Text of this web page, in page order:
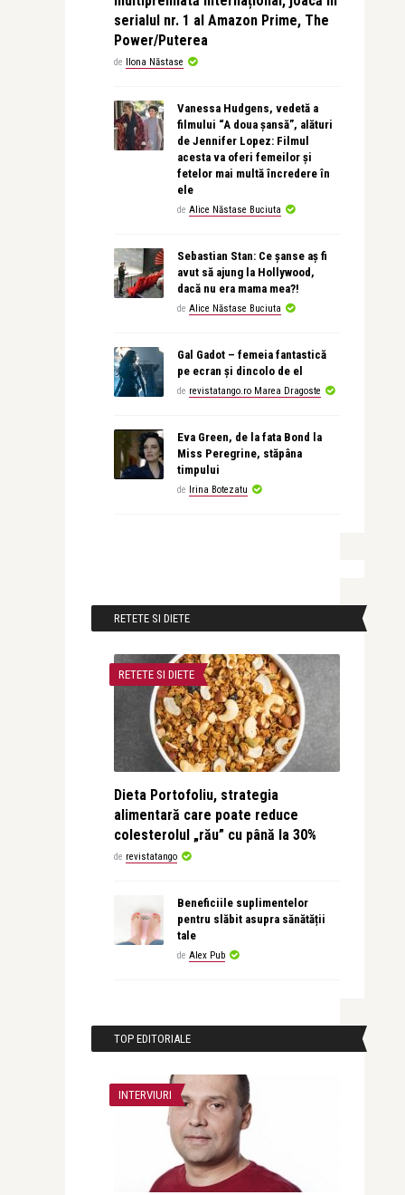
serialul nr. 1 al Amazon Prime, The
Power/Puterea
de Ilona Năstase
Vanessa Hudgens, vedetă a
filmului “A doua șansă”, alături
de Jennifer Lopez: Filmul
acesta va oferi femeilor și
fetelor mai multă încredere în
ele
de Alice Năstase Buciuta
Sebastian Stan: Ce șanse aș fi
avut să ajung la Hollywood,
dacă nu era mama mea?!
de Alice Năstase Buciuta
Gal Gadot – femeia fantastică
pe ecran și dincolo de el
de revistatango.ro Marea Dragoste
Eva Green, de la fata Bond la
Miss Peregrine, stăpâna
timpului
de Irina Botezatu
RETETE SI DIETE
RETETE SI DIETE
Dieta Portofoliu, strategia
alimentară care poate reduce
colesterolul „rău” cu până la 30%
de revistatango
Beneficiile suplimentelor
pentru slăbit asupra sănătății
tale
de Alex Pub
TOP EDITORIALE
INTERVIURI